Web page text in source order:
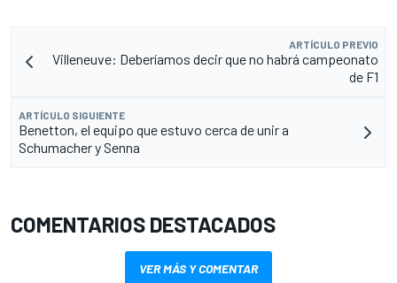
ARTÍCULO PREVIO
Villeneuve: Deberíamos decir que no habrá campeonato
de F1
ARTÍCULO SIGUIENTE
Benetton, el equipo que estuvo cerca de unir a
Schumacher y Senna
COMENTARIOS DESTACADOS
VER MÁS Y COMENTAR